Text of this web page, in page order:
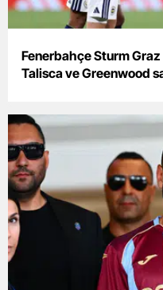
Fenerbahçe Sturm Graz
Talisca ve Greenwood